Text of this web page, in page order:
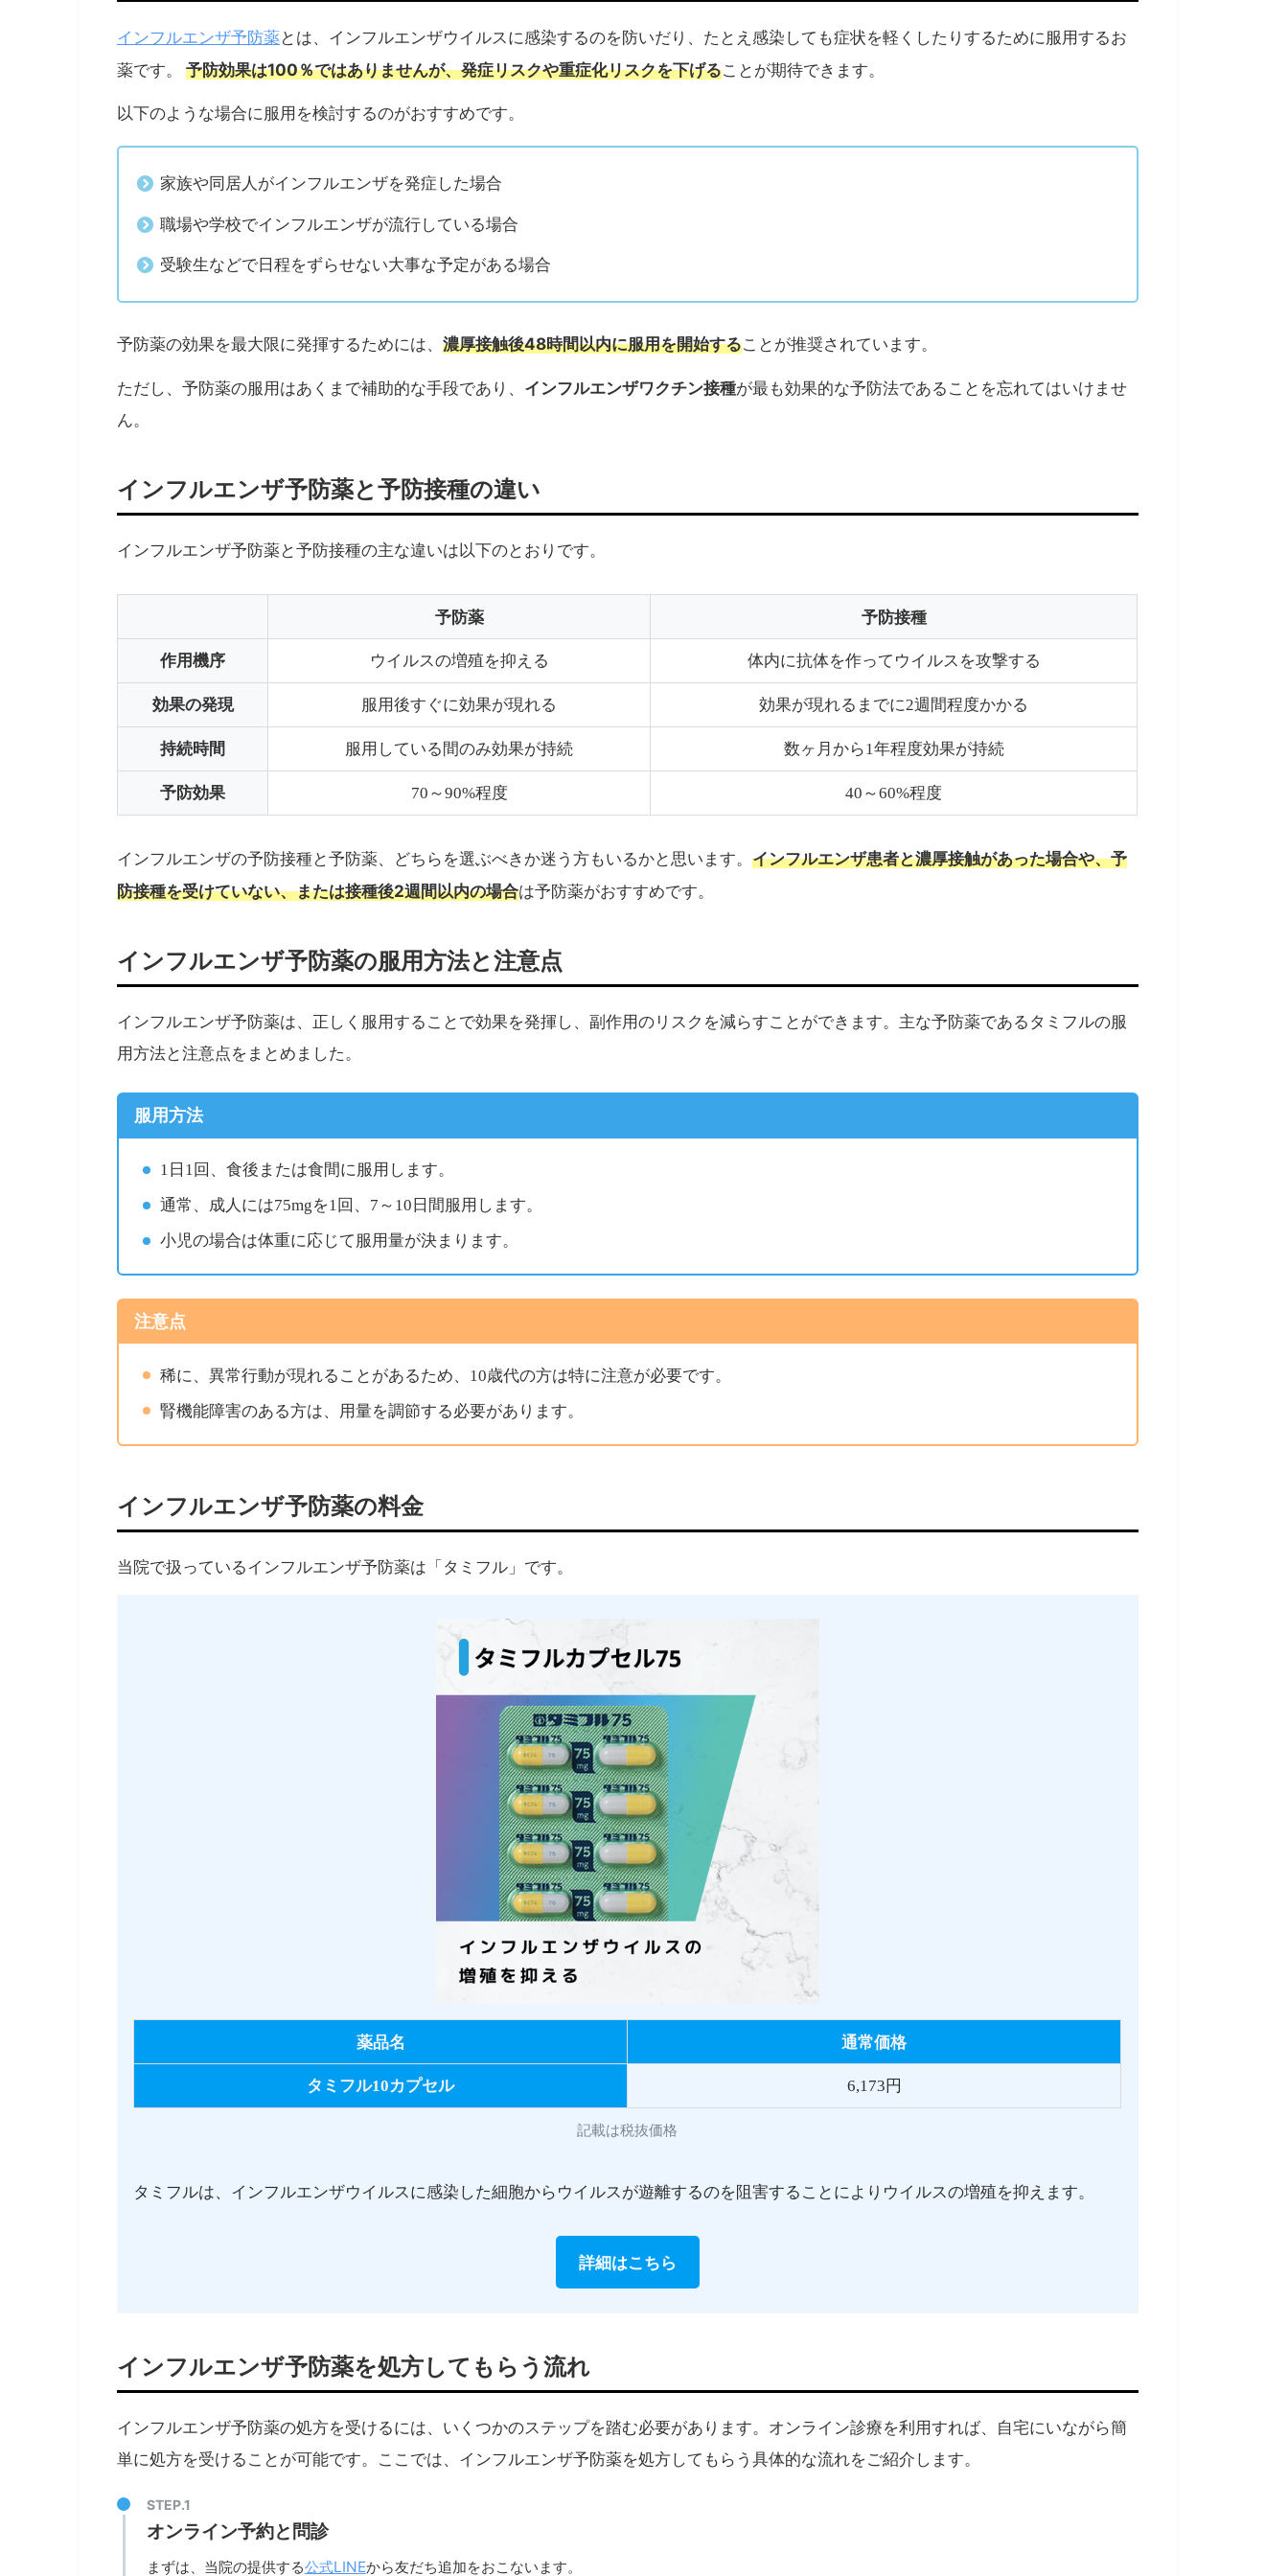
インフルエンザ予防薬とは、インフルエンザウイルスに感染するのを防いだり、たとえ感染しても症状を軽くしたりするために服用するお
薬です。 予防効果は100％ではありませんが、発症リスクや重症化リスクを下げることが期待できます。
以下のような場合に服用を検討するのがおすすめです。
家族や同居人がインフルエンザを発症した場合
職場や学校でインフルエンザが流行している場合
受験生などで日程をずらせない大事な予定がある場合
予防薬の効果を最大限に発揮するためには、 濃厚接触後48時間以内に服用を開始することが推奨されています。
ただし、予防薬の服用はあくまで補助的な手段であり、 インフルエンザワクチン接種が最も効果的な予防法であることを忘れてはいけませ
ん。
インフルエンザ予防薬と予防接種の違い
インフルエンザ予防薬と予防接種の主な違いは以下のとおりです。
予防薬 予防接種
作用機序 ウイルスの増殖を抑える 体内に抗体を作ってウイルスを攻撃する
効果の発現 服用後すぐに効果が現れる 効果が現れるまでに2週間程度かかる
持続時間 服用している間のみ効果が持続 数ヶ月から1年程度効果が持続
予防効果 70～90%程度 40～60%程度
インフルエンザの予防接種と予防薬、どちらを選ぶべきか迷う方もいるかと思います。 インフルエンザ患者と濃厚接触があった場合や、予
防接種を受けていない、または接種後2週間以内の場合は予防薬がおすすめです。
インフルエンザ予防薬の服用方法と注意点
インフルエンザ予防薬は、正しく服用することで効果を発揮し、副作用のリスクを減らすことができます。主な予防薬であるタミフルの服
用方法と注意点をまとめました。
服用方法
1日1回、食後または食間に服用します。
通常、成人には75mgを1回、7～10日間服用します。
小児の場合は体重に応じて服用量が決まります。
注意点
稀に、異常行動が現れることがあるため、10歳代の方は特に注意が必要です。
腎機能障害のある方は、用量を調節する必要があります。
インフルエンザ予防薬の料金
当院で扱っているインフルエンザ予防薬は「タミフル」です。
薬品名 通常価格
タミフル10カプセル 6,173円
記載は税抜価格
タミフルは、インフルエンザウイルスに感染した細胞からウイルスが遊離するのを阻害することによりウイルスの増殖を抑えます。
詳細はこちら
インフルエンザ予防薬を処方してもらう流れ
インフルエンザ予防薬の処方を受けるには、いくつかのステップを踏む必要があります。オンライン診療を利用すれば、自宅にいながら簡
単に処方を受けることが可能です。ここでは、インフルエンザ予防薬を処方してもらう具体的な流れをご紹介します。
オンライン予約と問診
まずは、当院の提供する公式LINEから友だち追加をおこないます。